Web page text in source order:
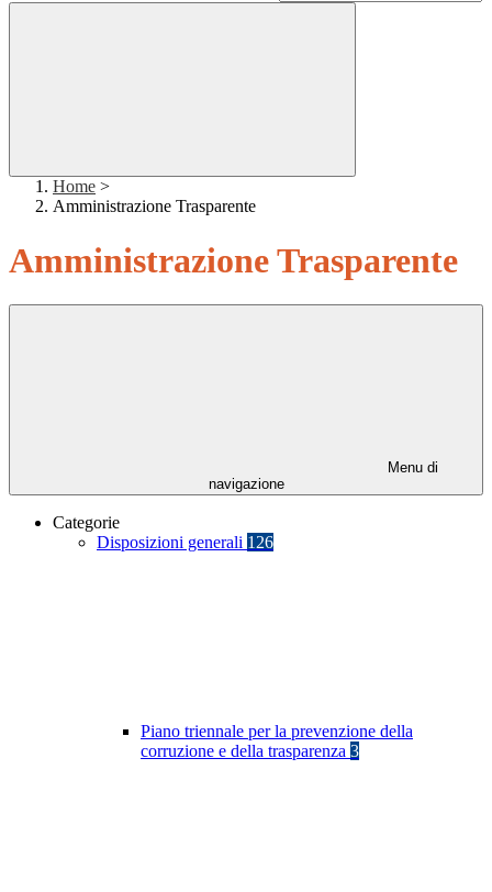
Home >
Amministrazione Trasparente
Amministrazione Trasparente
Menu di
navigazione
Categorie
Disposizioni generali 126
Piano triennale per la prevenzione della
corruzione e della trasparenza 3